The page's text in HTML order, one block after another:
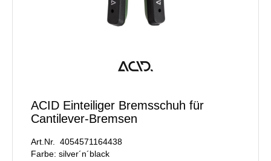
ACID Einteiliger Bremsschuh für
Cantilever-Bremsen
Art.Nr. 4054571164438
Farbe: silver´n´black